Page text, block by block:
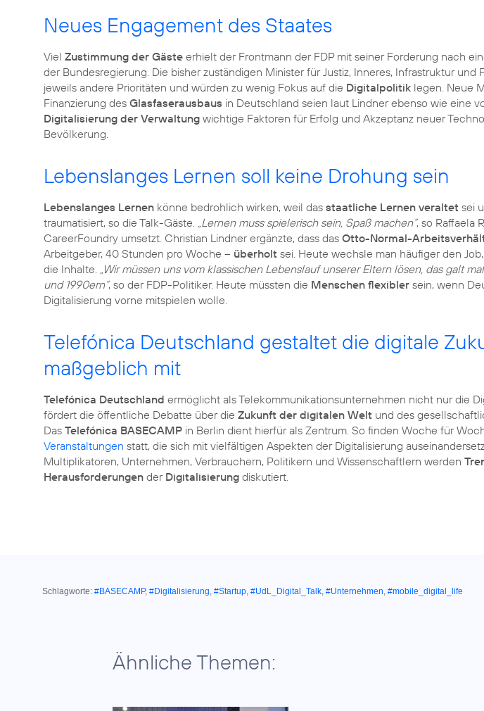
Neues Engagement des Staates
Viel Zustimmung der Gäste erhielt der Frontmann der FDP mit seiner Forderung nach
der Bundesregierung. Die bisher zuständigen Minister für Justiz, Inneres, Infrastruktur und
jeweils andere Prioritäten und würden zu wenig Fokus auf die Digitalpolitik legen. Neue
Finanzierung des Glasfaserausbaus in Deutschland seien laut Lindner ebenso wie eine
Digitalisierung der Verwaltung wichtige Faktoren für Erfolg und Akzeptanz neuer
Bevölkerung.
Lebenslanges Lernen soll keine Drohung sein
Lebenslanges Lernen könne bedrohlich wirken, weil das staatliche Lernen veraltet sei
traumatisiert, so die Talk-Gäste. „Lernen muss spielerisch sein, Spaß machen“, so Raffaela
CareerFoundry umsetzt. Christian Lindner ergänzte, dass das Otto-Normal-
Arbeitgeber, 40 Stunden pro Woche – überholt sei. Heute wechsle man häufiger den
die Inhalte. „Wir müssen uns vom klassischen Lebenslauf unserer Eltern lösen, das galt
und 1990ern“, so der FDP-Politiker. Heute müssten die Menschen flexibler sein, wenn
Digitalisierung vorne mitspielen wolle.
Telefónica Deutschland gestaltet die digitale
maßgeblich mit
Telefónica Deutschland ermöglicht als Telekommunikationsunternehmen nicht nur die
fördert die öffentliche Debatte über die Zukunft der digitalen Welt und des
Das Telefónica BASECAMP in Berlin dient hierfür als Zentrum. So finden Woche für
Veranstaltungen statt, die sich mit vielfältigen Aspekten der Digitalisierung
Multiplikatoren, Unternehmen, Verbrauchern, Politikern und Wissenschaftlern werden
Herausforderungen der Digitalisierung diskutiert.
Schlagworte: #BASECAMP, #Digitalisierung, #Startup, #UdL_Digital_Talk, #Unternehmen, #mobile_digital_life
Ähnliche Themen: